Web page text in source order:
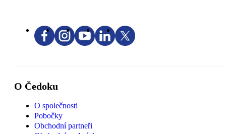
O Čedoku
O společnosti
Pobočky
Obchodní partneři